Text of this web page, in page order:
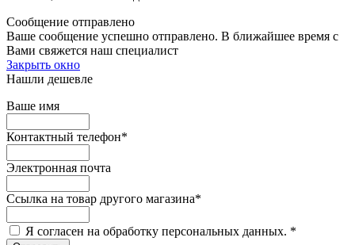
Сообщение отправлено
Ваше сообщение успешно отправлено. В ближайшее время с
Вами свяжется наш специалист
Закрыть окно
Нашли дешевле
Ваше имя
Контактный телефон*
Электронная почта
Ссылка на товар другого магазина*
Я согласен на обработку персональных данных. *